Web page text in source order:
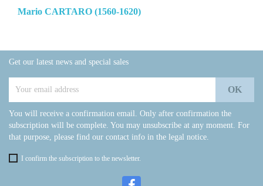
Mario CARTARO (1560-1620)
Get our latest news and special sales
You will receive a confirmation email. Only after confirmation the
subscription will be complete. You may unsubscribe at any moment. For
that purpose, please find our contact info in the legal notice.
I confirm the subscription to the newsletter.